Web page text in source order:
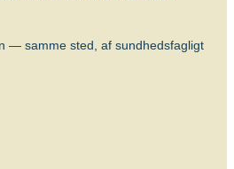
varighed
bedst hos børn mod
for at blive smittet med
former for TB.
— samme sted, af sundhedsfagligt